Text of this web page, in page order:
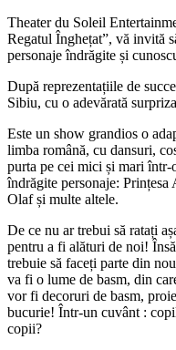
Theater du Soleil
Regatul Înghețat”, vă invită
personaje îndrăgite și
După reprezentațiile de
Sibiu, cu o adevărată
Este un show grandios o
limba română, cu dansuri,
purta pe cei mici și mari într-
îndrăgite personaje:
Olaf și multe altele.
De ce nu ar trebui să ratați
pentru a fi alături de noi!
trebuie să faceți parte din
va fi o lume de basm, din
vor fi decoruri de basm,
bucurie! Într-un cuvânt :
copii?